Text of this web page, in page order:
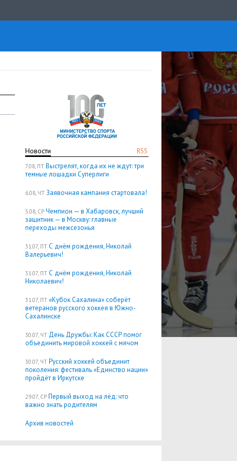
RSS
Новости
7.08, ПТ Выстрелят, когда их не ждут: три
темные лошадки Суперлиги
6.08, ЧТ Заявочная кампания стартовала!
5.08, СР Чемпион — в Хабаровск, лучший
защитник — в Москву: главные
переходы межсезонья
31.07, ПТ С днём рождения, Николай
Валерьевич!
31.07, ПТ С днём рождения, Николай
Николаевич!
31.07, ПТ «Кубок Сахалина» соберёт
ветеранов русского хоккея в Южно-
Сахалинске
30.07, ЧТ День Дружбы: Как СССР помог
объединить мировой хоккей с мячом
30.07, ЧТ Русский хоккей объединит
поколения: фестиваль «Единство нации»
пройдёт в Иркутске
29.07, СР Первый выход на лёд: что
важно знать родителям
Архив новостей